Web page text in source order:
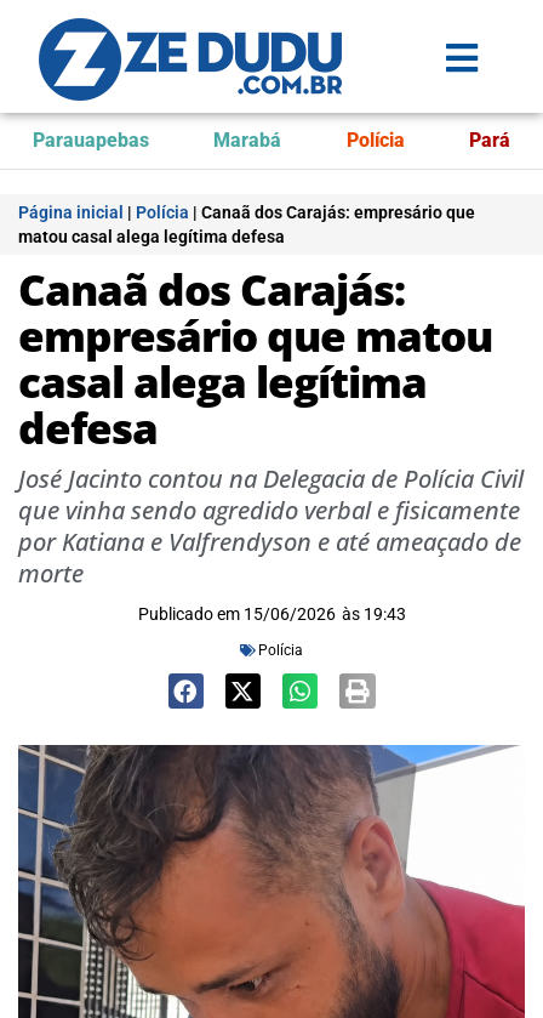
Parauapebas Marabá Polícia Pará
Página inicial | Polícia | Canaã dos Carajás: empresário que
matou casal alega legítima defesa
Canaã dos Carajás:
empresário que matou
casal alega legítima
defesa
José Jacinto contou na Delegacia de Polícia Civil
que vinha sendo agredido verbal e fisicamente
por Katiana e Valfrendyson e até ameaçado de
morte
Publicado em 15/06/2026 às 19:43
Polícia